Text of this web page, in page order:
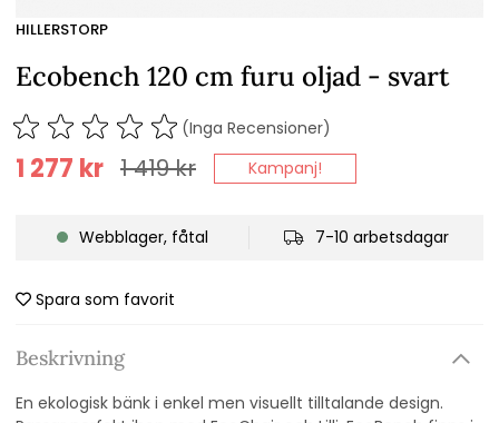
HILLERSTORP
Ecobench 120 cm furu oljad - svart
(Inga Recensioner)
1 419kr
1 277 kr Kampanj!
Webblager, fåtal 7-10 arbetsdagar
Spara som favorit
Beskrivning
En ekologisk bänk i enkel men visuellt tilltalande design.